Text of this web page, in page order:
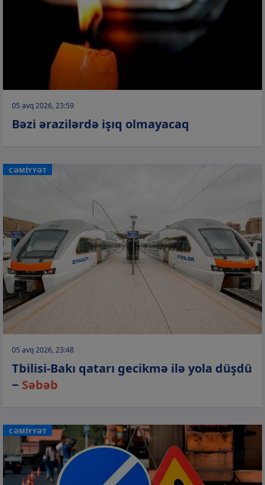
05 avq 2026, 23:59
Bəzi ərazilərdə işıq olmayacaq
CƏMİYYƏT
05 avq 2026, 23:48
Tbilisi-Bakı qatarı gecikmə ilə yola düşdü
− Səbəb
CƏMİYYƏT